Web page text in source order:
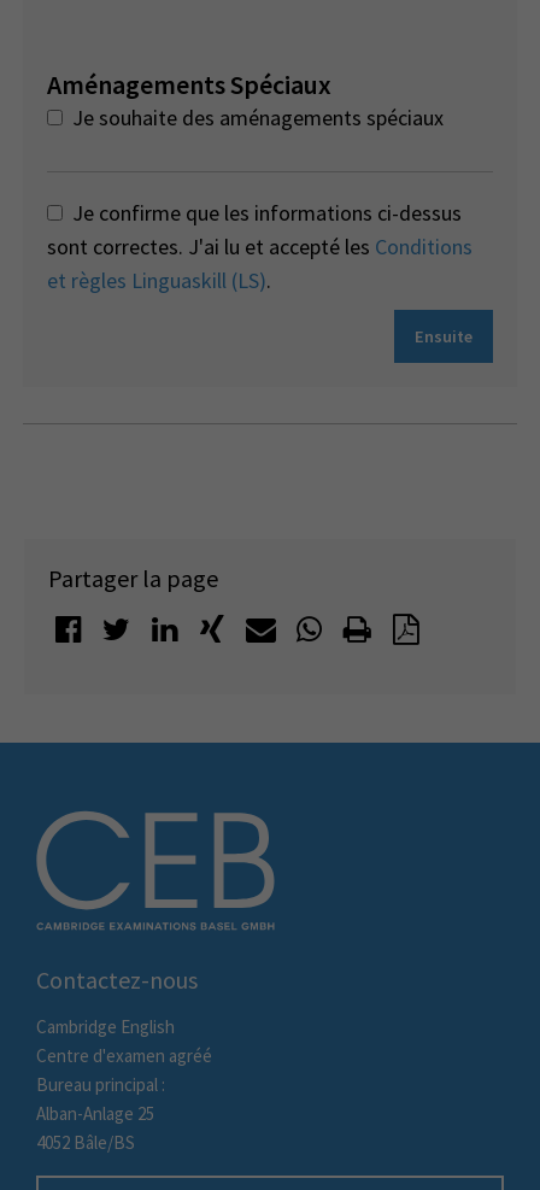
Aménagements Spéciaux
Je souhaite des aménagements spéciaux
Je confirme que les informations ci-dessus
sont correctes. J'ai lu et accepté les Conditions
et règles Linguaskill (LS).
Ensuite
Partager la page
Contactez-nous
Cambridge English
Centre d'examen agréé
Bureau principal :
Alban-Anlage 25
4052 Bâle/BS